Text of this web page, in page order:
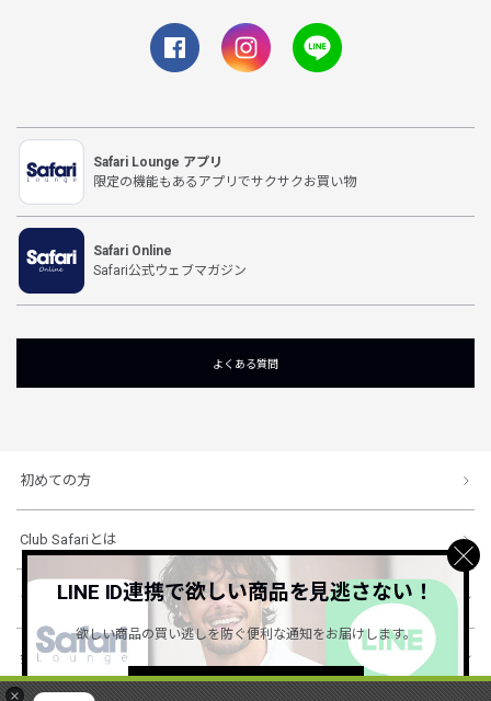
×
Safari Lounge アプリ
限定の機能もあるアプリでサクサクお買い物
Safari Online
Safari公式ウェブマガジン
よくある質問
初めての方
Club Safariとは
ショッピングガイド
会社概要・規約
LINE ID連携で欲しい商品を見逃さない！
欲しい商品の買い逃しを防ぐ便利な通知をお届けします。
詳しくはこちら ＞